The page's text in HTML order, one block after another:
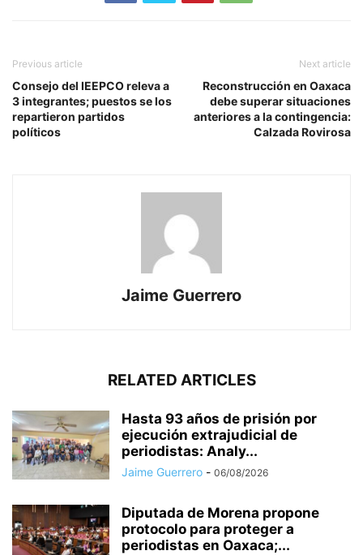
Previous article
Consejo del IEEPCO releva a
3 integrantes; puestos se los
repartieron partidos
políticos
Next article
Reconstrucción en Oaxaca
debe superar situaciones
anteriores a la contingencia:
Calzada Rovirosa
Jaime Guerrero
RELATED ARTICLES
Hasta 93 años de prisión por
ejecución extrajudicial de
periodistas: Analy...
Jaime Guerrero - 06/08/2026
Diputada de Morena propone
protocolo para proteger a
periodistas en Oaxaca;...